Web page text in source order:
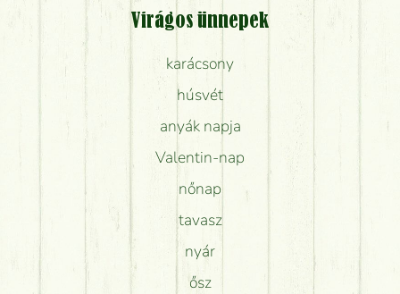
Virágos ünnepek
karácsony
húsvét
anyák napja
Valentin-nap
nőnap
tavasz
nyár
ősz